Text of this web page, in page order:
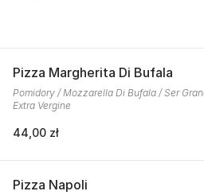
Pizza Margherita Di Bufala
Pomidory / Mozzarella Di Bufala / Ser
Extra Vergine
44,00 zł
Pizza Napoli